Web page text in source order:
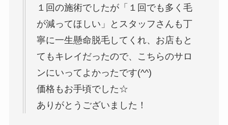
１回の施術でしたが「１回でも多く毛
が減ってほしい」とスタッフさんも丁
寧に一生懸命脱毛してくれ、お店もと
てもキレイだったので、こちらのサロ
ンにいってよかったです(^^)
価格もお手頃でした☆
ありがとうございました！